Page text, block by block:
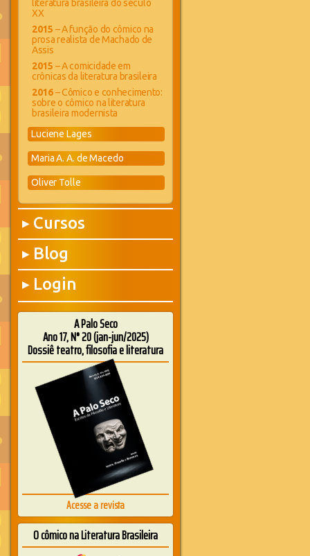
literatura brasileira do século
XX
2015 – A função do cômico na
prosa realista de Machado de
Assis
2015 – A comicidade em
crônicas da literatura brasileira
2016– Cômico e conhecimento:
sobre o cômico na literatura
brasileira modernista
Luciene Lages
Maria A. A. de Macedo
Oliver Tolle
▶ Cursos
▶ Blog
▶ Login
A Palo Seco
Ano 17, N° 20 (jan-jun/2025)
Dossiê teatro, filosofia e literatura
Acesse a revista
O cômico na Literatura Brasileira